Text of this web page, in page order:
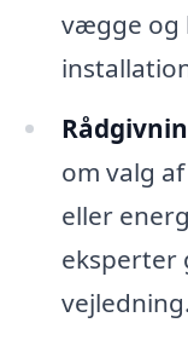
vægge og
om valg
eller
eksperter
vejledning.